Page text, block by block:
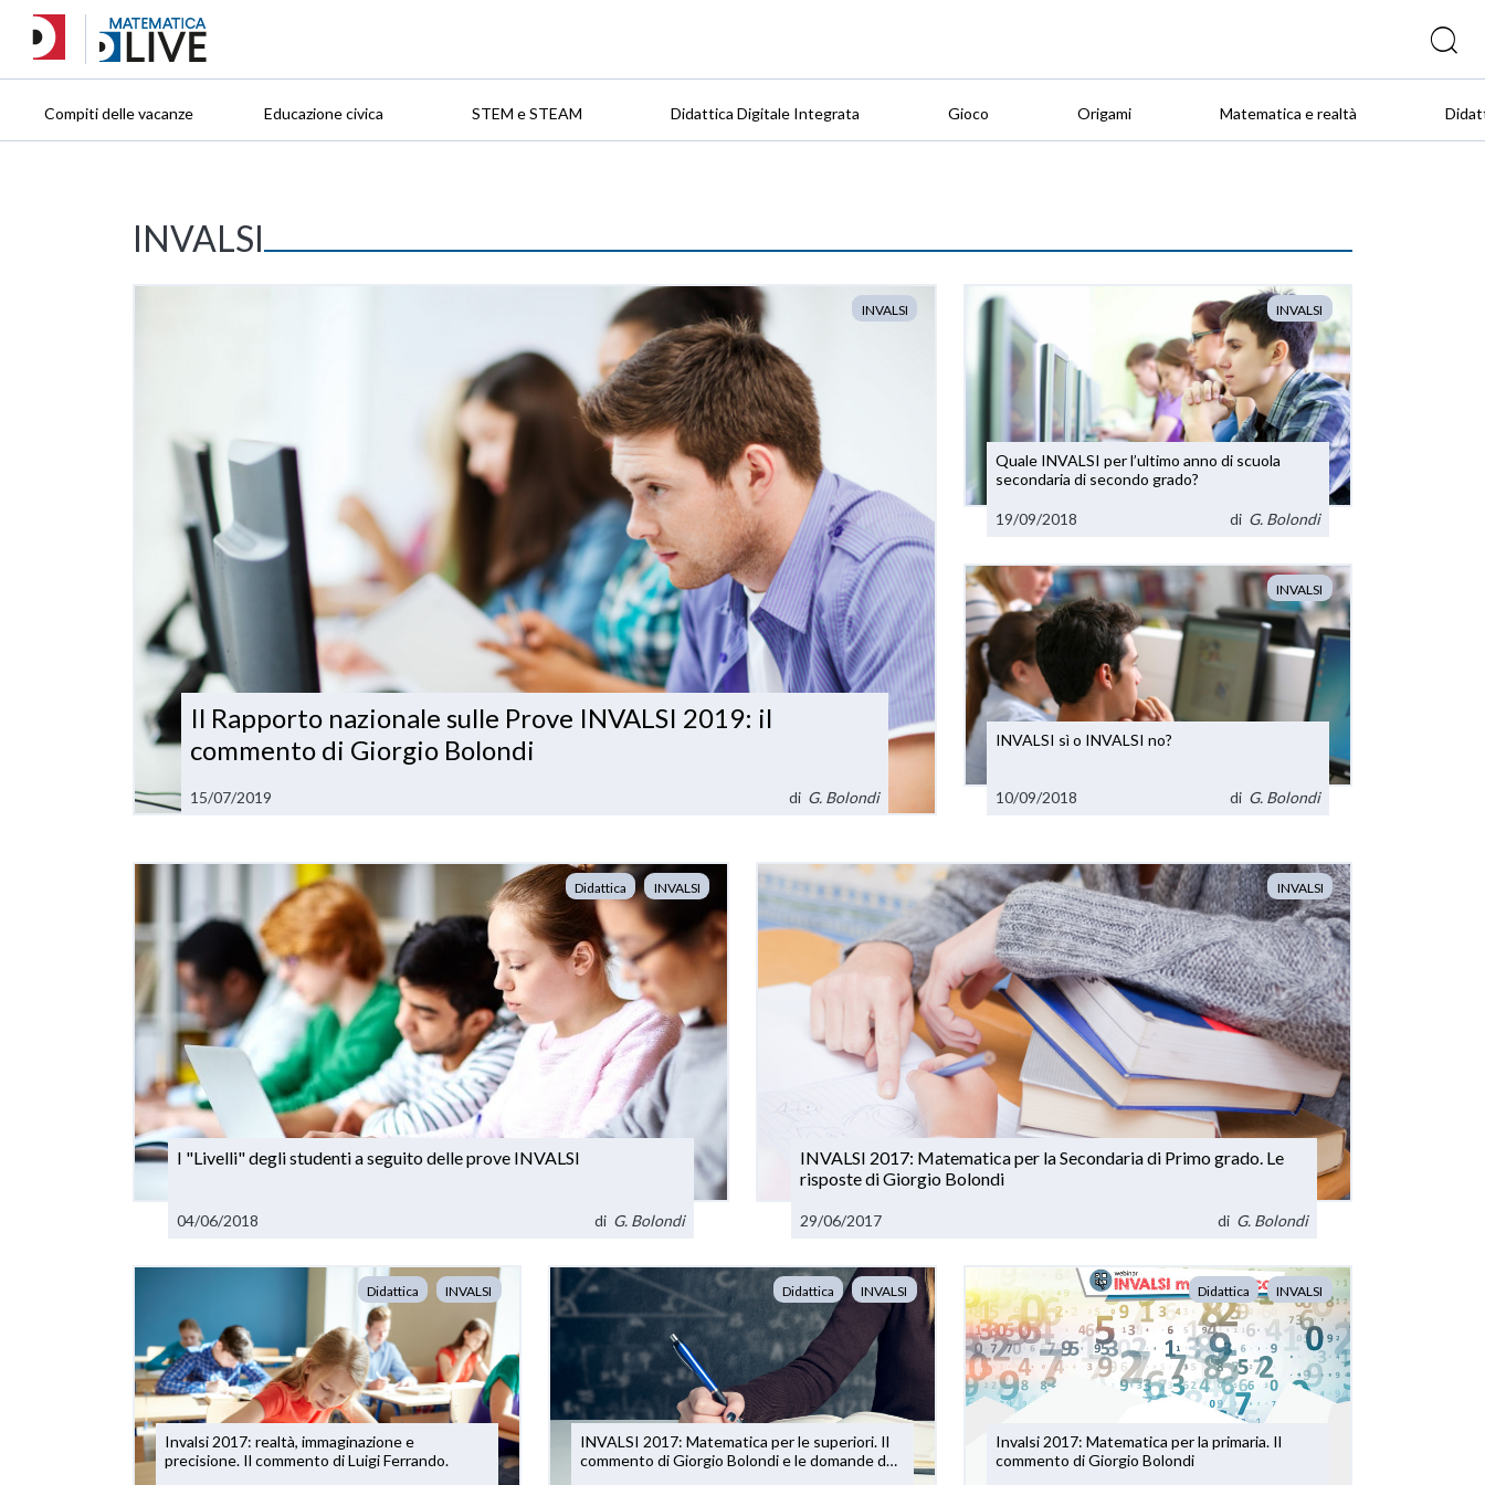
Compiti delle vacanze Educazione civica STEM e STEAM Didattica Digitale Integrata Gioco Origami Matematica e realtà
INVALSI
INVALSI
Il Rapporto nazionale sulle Prove INVALSI 2019: il
commento di Giorgio Bolondi
15/07/2019 di G. Bolondi
INVALSI
Quale INVALSI per l’ultimo anno di scuola
secondaria di secondo grado?
19/09/2018 di G. Bolondi
INVALSI
INVALSI sì o INVALSI no?
10/09/2018 di G. Bolondi
Didattica INVALSI
I "Livelli" degli studenti a seguito delle prove INVALSI
04/06/2018 di G. Bolondi
INVALSI
INVALSI 2017: Matematica per la Secondaria di Primo grado. Le
risposte di Giorgio Bolondi
29/06/2017 di G. Bolondi
Didattica INVALSI
Invalsi 2017: realtà, immaginazione e
precisione. Il commento di Luigi Ferrando.
Didattica INVALSI
INVALSI 2017: Matematica per le superiori. Il
commento di Giorgio Bolondi e le domande dei
Didattica INVALSI
Invalsi 2017: Matematica per la primaria. Il
commento di Giorgio Bolondi